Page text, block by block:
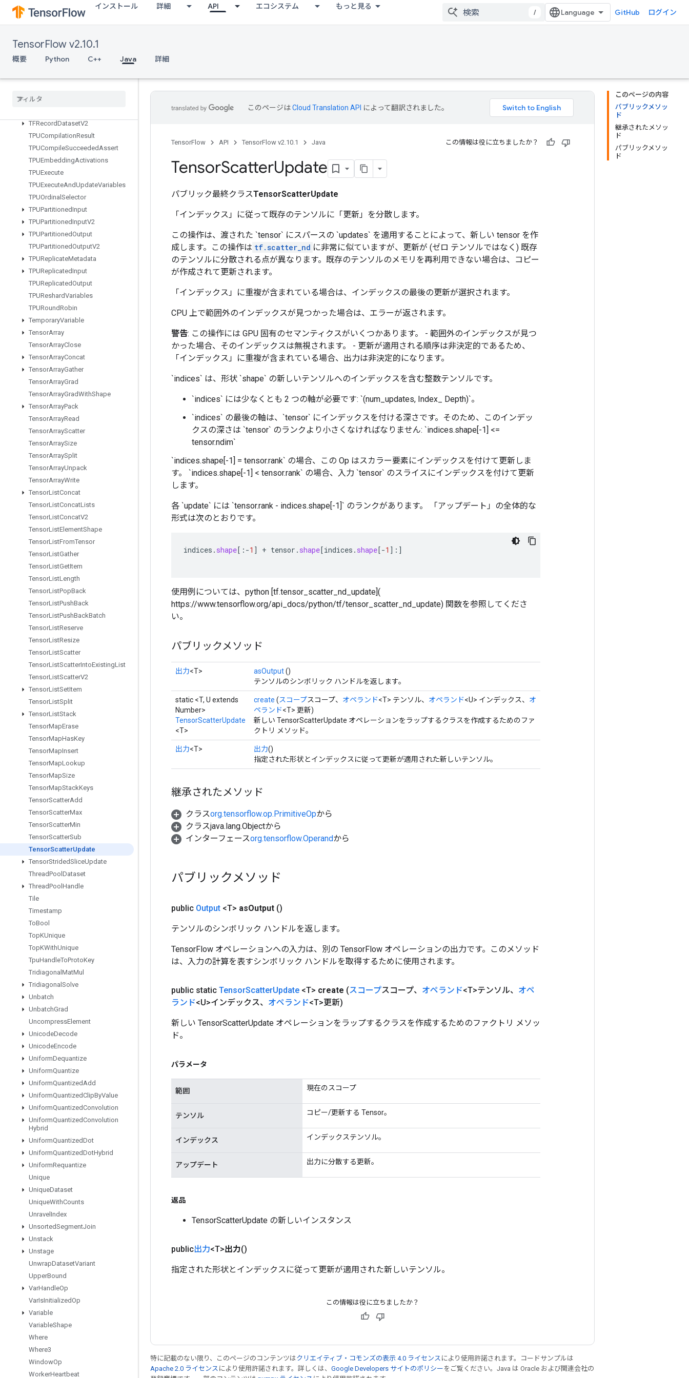
インストール 詳細 API エコシステム もっと見る
/ GitHub ログイン
TensorFlow v2.10.1
概要 Python C++ Java 詳細
StridedSlice
StridedSliceAssign
StringLower
StringNGrams
Switch
TFRecordDatasetV2
TPUCompilationResult
TPUCompileSucceededAssert
TPUEmbeddingActivations
TPUExecute
TPUExecuteAndUpdateVariables
TPUOrdinal Selector
TPUPartitionedInput
TPUPartitionedInputV2
TPUPartitionedOutput
TPUPartitionedOutputV2
TPUReplicateMetadata
TPUReplicatedInput
TPUReplicatedOutput
TPUReshardVariables
TPURoundRobin
TemporaryVariable
TensorArray
TensorArrayClose
TensorArrayConcat
TensorArrayGather
TensorArrayGrad
TensorArrayGradWithShape
TensorArrayPack
TensorArrayRead
TensorArrayScatter
TensorArraySize
TensorArraySplit
TensorArrayUnpack
TensorArrayWrite
TensorListConcat
TensorListConcatLists
TensorListConcatV2
TensorListElementShape
TensorListFromTensor
TensorListGather
TensorListGetItem
TensorListLength
TensorListPopBack
TensorListPushBack
TensorListPushBackBatch
TensorListReserve
TensorListResize
TensorListScatter
TensorListScatterIntoExistingList
TensorListScatterV2
TensorListSetItem
TensorListSplit
TensorListStack
TensorMapErase
TensorMapHasKey
TensorMapInsert
TensorMapLookup
TensorMapSize
TensorMapStackKeys
TensorScatterAdd
TensorScatterMax
TensorScatterMin
TensorScatterSub
TensorScatterUpdate
TensorStridedSliceUpdate
ThreadPool Dataset
ThreadPool Handle
Tile
Timestamp
ToBool
TopKUnique
TopKWithUnique
TpuHandleToProtoKey
Tridiagonal MatMul
Tridiagonal Solve
Unbatch
UnbatchGrad
UncompressElement
UnicodeDecode
UnicodeEncode
UniformDequantize
UniformQuantize
UniformQuantizedAdd
UniformQuantizedClipByValue
UniformQuantizedConvolution
UniformQuantizedConvolution
Hybrid
UniformQuantizedDot
UniformQuantizedDotHybrid
UniformRequantize
Unique
UniqueDataset
UniqueWithCounts
Unravel Index
UnsortedSegmentJoin
Unstack
Unstage
UnwrapDatasetVariant
UpperBound
VarHandleOp
VarIsInitializedOp
Variable
VariableShape
Where
Where3
WindowOp
WorkerHeartbeat
このページの内容
パブリックメソッ
ド
継承されたメソッ
ド
パブリックメソッ
ド
このページはCloud Translation API によって翻訳されました。
TensorFlow API TensorFlow v2.10.1 Java この情報は役に立ちましたか？
TensorScatterUpdate
パブリック最終クラスTensorScatterUpdate
「インデックス」に従って既存のテンソルに「更新」を分散します。
この操作は、渡された `tensor` にスパースの `updates` を適用することによって、新しい tensor を作
成します。この操作は tf.scatter_nd に非常に似ていますが、更新が (ゼロ テンソルではなく) 既存
のテンソルに分散される点が異なります。既存のテンソルのメモリを再利用できない場合は、コピー
が作成されて更新されます。
「インデックス」に重複が含まれている場合は、インデックスの最後の更新が選択されます。
CPU 上で範囲外のインデックスが見つかった場合は、エラーが返されます。
警告: この操作には GPU 固有のセマンティクスがいくつかあります。 - 範囲外のインデックスが見つ
かった場合、そのインデックスは無視されます。 - 更新が適用される順序は非決定的であるため、
「インデックス」に重複が含まれている場合、出力は非決定的になります。
`indices` は、形状 `shape` の新しいテンソルへのインデックスを含む整数テンソルです。
`indices` には少なくとも 2 つの軸が必要です: `(num_updates, Index_ Depth)`。
`indices` の最後の軸は、`tensor` にインデックスを付ける深さです。そのため、このインデッ
クスの深さは `tensor` のランクより小さくなければなりません: `indices.shape[-1] <=
tensor.ndim`
`indices.shape[-1] = tensor.rank` の場合、この Op はスカラー要素にインデックスを付けて更新しま
す。 `indices.shape[-1] < tensor.rank` の場合、入力 `tensor` のスライスにインデックスを付けて更新
します。
各 `update` には `tensor.rank - indices.shape[-1]` のランクがあります。 「アップデート」の全体的な
形式は次のとおりです。
indices . shape[ : -1 ] + tensor . shape[indices . shape[-1 ] : ]
使用例については、python [tf.tensor_scatter_nd_update](
https://www.tensorflow.org/api_docs/python/tf/tensor_scatter_nd_update) 関数を参照してくださ
い。
パブリックメソッド
出力<T> asOutput()
テンソルのシンボリック ハンドルを返します。
static <T, U extends
Number>
TensorScatterUpdate
<T>
create (スコープスコープ、 オペランド<T> テンソル、 オペランド<U> インデックス、 オ
ペランド<T> 更新)
新しい TensorScatterUpdate オペレーションをラップするクラスを作成するためのファ
クトリ メソッド。
出力<T> 出力()
指定された形状とインデックスに従って更新が適用された新しいテンソル。
継承されたメソッド
クラスorg.tensorflow.op.PrimitiveOpから
クラスjava.lang.Objectから
インターフェースorg.tensorflow.Operandから
パブリックメソッド
public Output <T> asOutput ()
テンソルのシンボリック ハンドルを返します。
TensorFlow オペレーションへの入力は、別の TensorFlow オペレーションの出力です。このメソッド
は、入力の計算を表すシンボリック ハンドルを取得するために使用されます。
public static TensorScatterUpdate <T> create (スコープスコープ、 オペランド<T>テンソル、 オペ
ランド<U>インデックス、 オペランド<T>更新)
新しい TensorScatterUpdate オペレーションをラップするクラスを作成するためのファクトリ メソッ
ド。
パラメータ
範囲 現在のスコープ
テンソル コピー/更新する Tensor。
インデックス インデックステンソル。
アップデート 出力に分散する更新。
返品
TensorScatterUpdate の新しいインスタンス
public出力<T>出力()
指定された形状とインデックスに従って更新が適用された新しいテンソル。
この情報は役に立ちましたか？
特に記載のない限り、このページのコンテンツはクリエイティブ・コモンズの表示 4.0 ライセンス により使用許諾されます。コードサンプルは
Apache 2.0 ライセンス により使用許諾されます。詳しくは、 Google Developers サイトのポリシー をご覧ください。Java は Oracle および関連会社の